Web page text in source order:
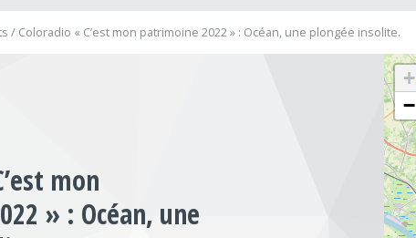
/ Coloradio « C’est mon patrimoine 2022 » : Océan, une plongée insolite.
mon
» : Océan, une
+
−